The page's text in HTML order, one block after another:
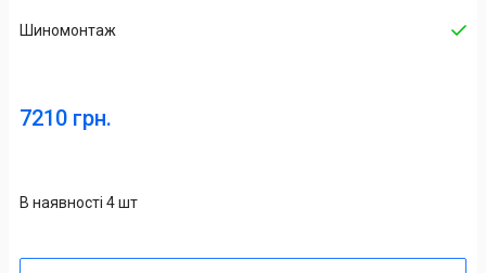
Шиномонтаж
7210 грн.
В наявності 4 шт